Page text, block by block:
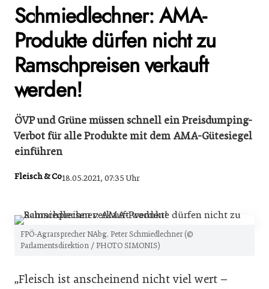
Schmiedlechner: AMA-
Produkte dürfen nicht zu
Ramschpreisen verkauft
werden!
ÖVP und Grüne müssen schnell ein Preisdumping-
Verbot für alle Produkte mit dem AMA-Gütesiegel
einführen
Fleisch & Co18.05.2021, 07:35 Uhr
FPÖ-Agrarsprecher NAbg. Peter Schmiedlechner (©
Parlamentsdirektion / PHOTO SIMONIS)
„Fleisch ist anscheinend nicht viel wert –